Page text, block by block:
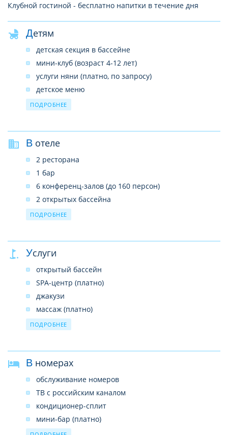
Клубной гостиной - бесплатно напитки в течение дня
Детям
детская секция в бассейне
мини-клуб (возраст 4-12 лет)
услуги няни (платно, по запросу)
детское меню
в ресторане – детское кресло
ПОДРОБНЕЕ
В отеле
2 ресторана
1 бар
6 конференц-залов (до 160 персон)
2 открытых бассейна
SPA–центр
сейф на ресепшн (бесплатно)
беспроводной интернет в лобби (бесплатно)
ПОДРОБНЕЕ
Услуги
открытый бассейн
SPA-центр (платно)
джакузи
массаж (платно)
тренажерный зал
курсы тайской кухни(платно)
курсы карвинга (платно)
курсы росписи по шелку ?(платно)
ПОДРОБНЕЕ
В номерах
обслуживание номеров
ТВ с российским каналом
кондиционер-сплит
мини-бар (платно)
сейф (бесплатно)